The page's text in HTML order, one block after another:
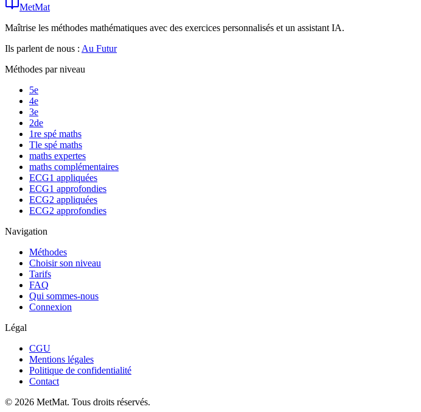
MetMat
Maîtrise les méthodes mathématiques avec des exercices personnalisés et un assistant IA.
Ils parlent de nous : Au Futur
Méthodes par niveau
5e
4e
3e
2de
1re spé maths
Tle spé maths
maths expertes
maths complémentaires
ECG1 appliquées
ECG1 approfondies
ECG2 appliquées
ECG2 approfondies
Navigation
Méthodes
Choisir son niveau
Tarifs
FAQ
Qui sommes-nous
Connexion
Légal
CGU
Mentions légales
Politique de confidentialité
Contact
© 2026 MetMat. Tous droits réservés.